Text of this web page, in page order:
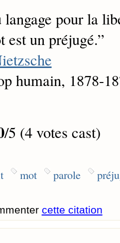
langage pour la
est un préjugé.”
humain, 1878-
/5 (4 votes cast)
mot parole
cette citation